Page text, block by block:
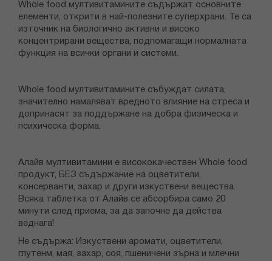
Whole food мултивитамините съдържат основните
елементи, открити в най-полезните суперхрани. Те са
източник на биологично активни и високо
концентрирани вещества, подпомагащи нормалната
функция на всички органи и системи.
Whole food мултивитамините събуждат силата,
значително намаляват вредното влияние на стреса и
допринасят за поддържане на добра физическа и
психическа форма.
Алайв мултивитамини е висококачествен Whole food
продукт, БЕЗ съдържание на оцветители,
консерванти, захар и други изкуствени вещества.
Всяка таблетка от Алайв се абсорбира само 20
минути след приема, за да започне да действа
веднага!
Не съдържа: Изкуствени аромати, оцветители,
глутенм, мая, захар, соя, пшеничени зърна и млечни